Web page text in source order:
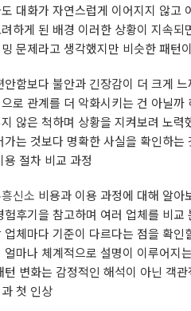
대화가 자연스럽게 이어지지 않
하게 된 배경 이러한 상황이 지속
문제라고 생각했지만 비슷한 패턴
함보다 불안과 긴장감이 더 크게
로 관계를 더 악화시키는 건 아닐까
않은 척하며 상황을 지켜보려 노
는 것보다 명확한 사실을 확인하
용 절차 비교 과정
신소 비용과 이용 과정에 대해 알아
후기을 참고하며 여러 업체를 비교
업체마다 기준이 다르다는 점을 확
마나 체계적으로 설명이 이루어지
변화는 감정적인 해석이 아닌 객
첫 인상